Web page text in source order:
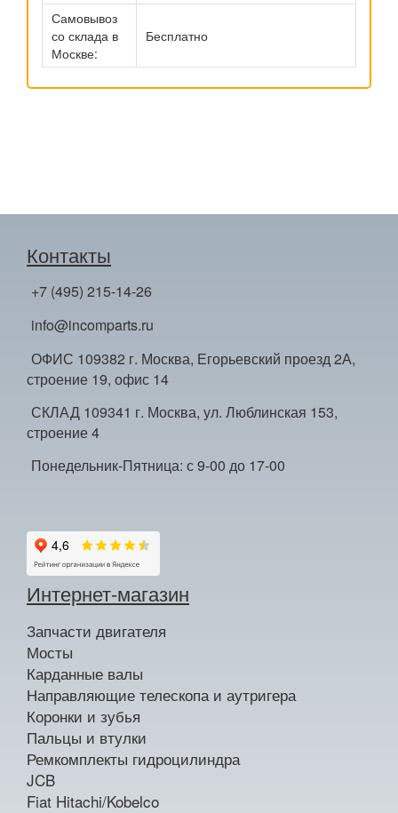
Самовывоз
со склада в
Москве:
Бесплатно
Контакты
+7 (495) 215-14-26
info@incomparts.ru
ОФИС 109382 г. Москва, Егорьевский проезд 2А,
строение 19, офис 14
СКЛАД 109341 г. Москва, ул. Люблинская 153,
строение 4
Понедельник-Пятница: с 9-00 до 17-00
Интернет-магазин
Запчасти двигателя
Мосты
Карданные валы
Направляющие телескопа и аутригера
Коронки и зубья
Пальцы и втулки
Ремкомплекты гидроцилиндра
JCB
Fiat Hitachi/Kobelco